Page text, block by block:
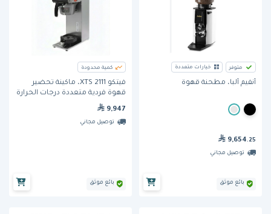
متوفر خيارات متعددة
أنفيم ألبا، مطحنة قهوة
9,654 .25
توصيل مجاني
بائع موثق
كمية محدودة
فيتكو 2111 XTS، ماكينة تحضير
قهوة فردية متعددة درجات الحرارة
9,947
توصيل مجاني
بائع موثق